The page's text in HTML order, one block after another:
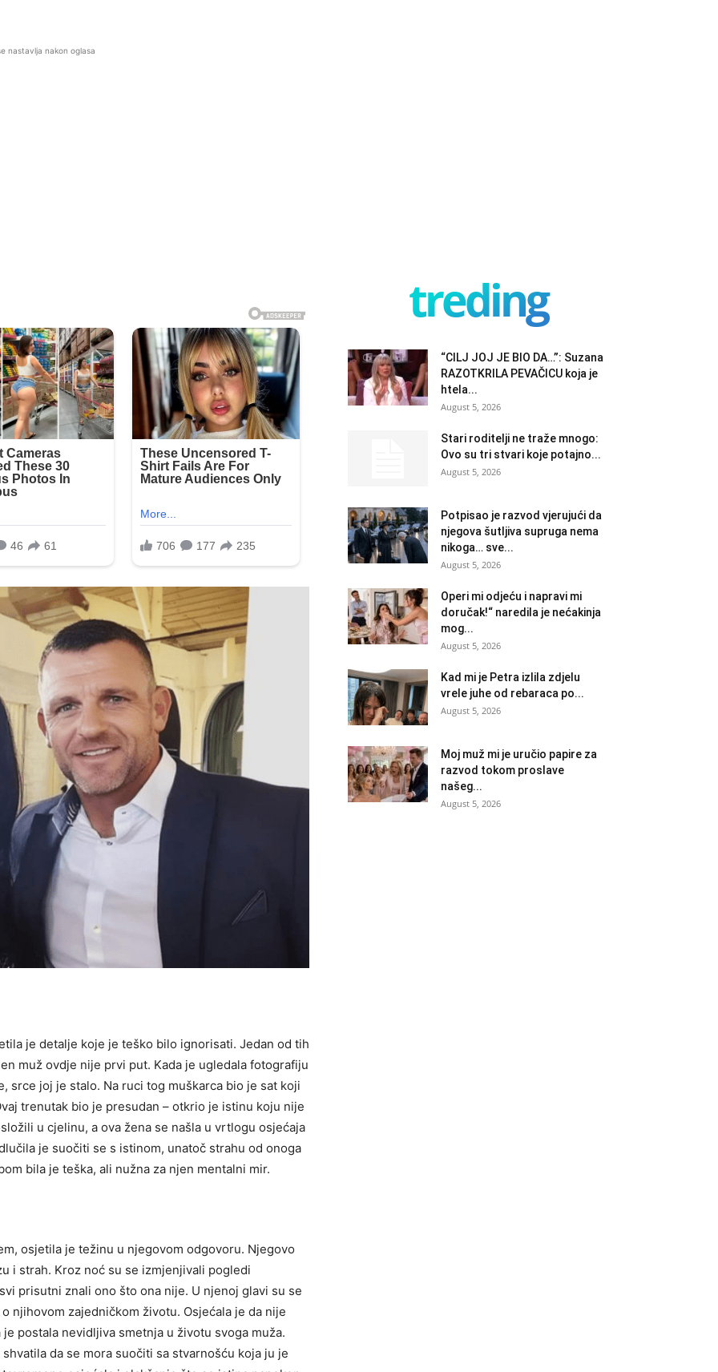
nastavlja nakon oglasa
je detalje koje je teško bilo ignorisati. Jedan od tih
muž ovdje nije prvi put. Kada je ugledala fotografiju
srce joj je stalo. Na ruci tog muškarca bio je sat koji
trenutak bio je presudan – otkrio je istinu koju nije
u cjelinu, a ova žena se našla u vrtlogu osjećaja
je suočiti se s istinom, unatoč strahu od onoga
bila je teška, ali nužna za njen mentalni mir.
osjetila je težinu u njegovom odgovoru. Njegovo
i strah. Kroz noć su se izmjenjivali pogledi
prisutni znali ono što ona nije. U njenoj glavi su se
njihovom zajedničkom životu. Osjećala je da nije
postala nevidljiva smetnja u životu svoga muža.
da se mora suočiti sa stvarnošću koja ju je
treding
“CILJ JOJ JE BIO DA…”: Suzana
RAZOTKRILA PEVAČICU koja je
htela...
August 5, 2026
Stari roditelji ne traže mnogo:
Ovo su tri stvari koje potajno...
August 5, 2026
Potpisao je razvod vjerujući da
njegova šutljiva supruga nema
nikoga… sve...
August 5, 2026
Operi mi odjeću i napravi mi
doručak!“ naredila je nećakinja
mog...
August 5, 2026
Kad mi je Petra izlila zdjelu
vrele juhe od rebaraca po...
August 5, 2026
Moj muž mi je uručio papire za
razvod tokom proslave
našeg...
August 5, 2026